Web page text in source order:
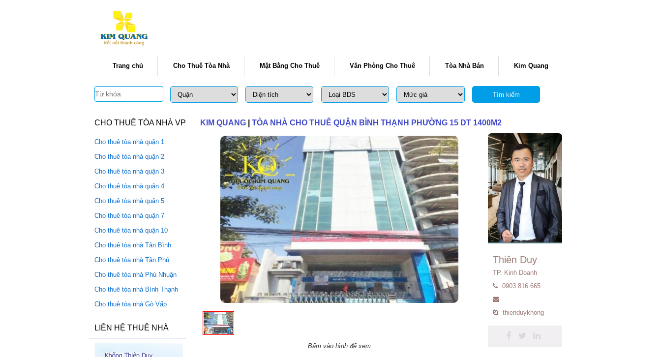
Tìm kiếm
KIM QUANG |TÒA NHÀ CHO THUÊ QUẬN BÌNH THẠNH PHƯỜNG 15 DT 1400M2
Thiên Duy
TP. Kinh Doanh
0903 816 665
thienduykhong
Bấm vào hình để xem
CHO THUÊ TÒA NHÀ VP
Cho thuê tòa nhà quận 1
Cho thuê tòa nhà quận 2
Cho thuê tòa nhà quận 3
Cho thuê tòa nhà quận 4
Cho thuê tòa nhà quận 5
Cho thuê tòa nhà quận 7
Cho thuê tòa nhà quận 10
Cho thuê tòa nhà Tân Bình
Cho thuê tòa nhà Tân Phú
Cho thuê tòa nhà Phú Nhuận
Cho thuê tòa nhà Bình Thạnh
Cho thuê tòa nhà Gò Vấp
LIÊN HỆ THUÊ NHÀ
Trang chủ Cho Thuê Tòa Nhà Mặt Bằng Cho Thuê Văn Phòng Cho Thuê Tòa Nhà Bán Kim Quang